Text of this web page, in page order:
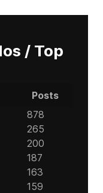
/ Top
Posts
878
265
200
187
163
159